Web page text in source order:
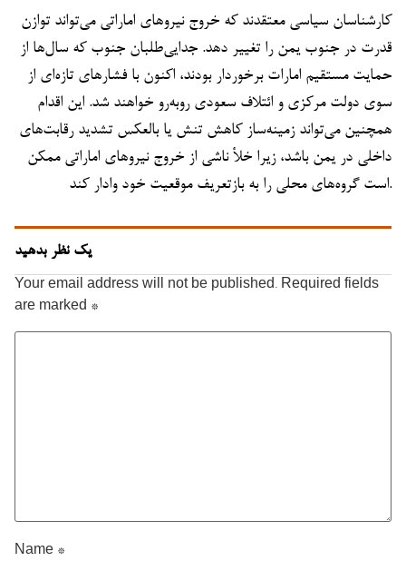
کارشناسان سیاسی معتقدند که خروج نیروهای اماراتی می‌تواند توازن
قدرت در جنوب یمن را تغییر دهد. جدایی‌طلبان جنوب که سال‌ها از
حمایت مستقیم امارات برخوردار بودند، اکنون با فشارهای تازه‌ای از
سوی دولت مرکزی و ائتلاف سعودی روبه‌رو خواهند شد. این اقدام
همچنین می‌تواند زمینه‌ساز کاهش تنش یا بالعکس تشدید رقابت‌های
داخلی در یمن باشد، زیرا خلأ ناشی از خروج نیروهای اماراتی ممکن
است گروه‌های محلی را به بازتعریف موقعیت خود وادار کند.
یک نظر بدهید
Your email address will not be published. Required fields
are marked *
Name *